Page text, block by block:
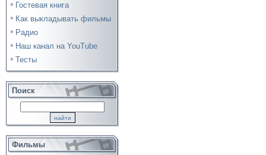
Гостевая книга
Как выкладывать фильмы
Радио
Наш канал на YouTube
Тесты
Поиск
Фильмы